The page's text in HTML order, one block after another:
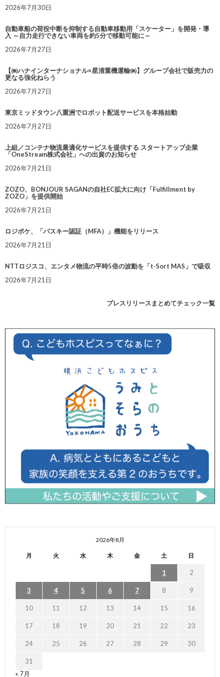
2026年7月30日
自動車船の荷役中断を抑制する自動車移動用「スケーター」を開発・導
入 ～自力走行できない車両を約5分で移動可能に～
2026年7月27日
【㈱ハナインターナショナル×星清重機運輸㈱】グループ会社で販売力の
更なる強化ねらう
2026年7月27日
東京ミッドタウン八重洲でロボット配送サービスを本格始動
2026年7月27日
上組／コンテナ物流最適化サービスを提供する スタートアップ企業
「OneStream株式会社」への出資のお知らせ
2026年7月21日
ZOZO、BONJOUR SAGANの自社EC拡大に向け「Fulfillment by
ZOZO」を提供開始
2026年7月21日
ロジポケ、「パスキー認証（MFA）」機能をリリース
2026年7月21日
NTTロジスコ、エンタメ物流の平時5倍の波動を「t-Sort MAS」で吸収
2026年7月21日
プレスリリースまとめてチェック一覧
2026年8月
月 火 水 木 金 土 日
1 2
3 4 5 6 7 8 9
10 11 12 13 14 15 16
17 18 19 20 21 22 23
24 25 26 27 28 29 30
31
« 7月